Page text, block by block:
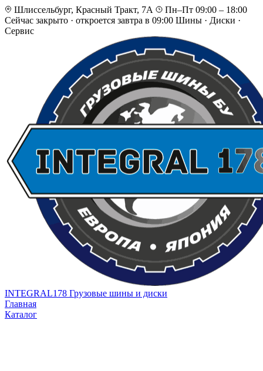
Шлиссельбург, Красный Тракт, 7А
Пн–Пт 09:00 – 18:00
Сейчас закрыто · откроется завтра в 09:00 Шины · Диски ·
Сервис
INTEGRAL178 Грузовые шины и диски
Главная
Каталог